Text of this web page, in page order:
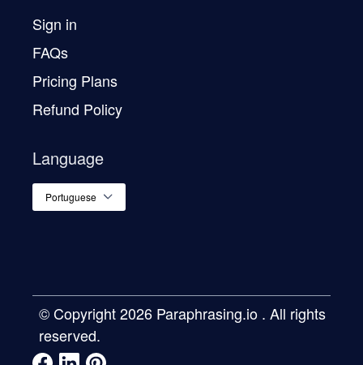
Sign in
FAQs
Pricing Plans
Refund Policy
Language
Portuguese
© Copyright 2026 Paraphrasing.io . All rights
reserved.